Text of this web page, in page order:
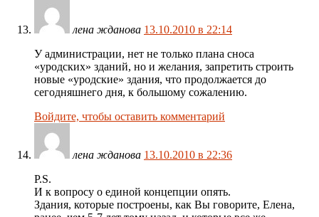
лена жданова 13.10.2010 в 22:14
У администрации, нет не только плана сноса
«уродских» зданий, но и желания, запретить строить
новые «уродские» здания, что продолжается до
сегодняшнего дня, к большому сожалению.
Войдите, чтобы оставить комментарий
лена жданова 13.10.2010 в 22:36
P.S.
И к вопросу о единой концепции опять.
Здания, которые построены, как Вы говорите, Елена,